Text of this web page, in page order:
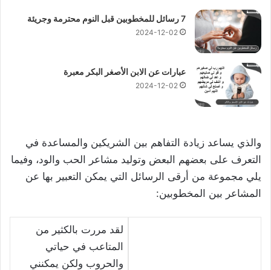
7 رسائل للمخطوبين قبل النوم محترمة وجريئة
2024-12-02
عبارات عن الابن الأصغر البكر معبرة
2024-12-02
والذي يساعد زيادة التفاهم بين الشريكين والمساعدة في
التعرف على بعضهم البعض وتوليد مشاعر الحب والود، وفيما
يلي مجموعة من أرقى الرسائل التي يمكن التعبير بها عن
المشاعر بين المخطوبين:
لقد مررت بالكثير من
المتاعب في حياتي
والحروب ولكن يمكنني